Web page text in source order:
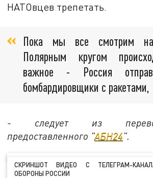
НАТОвцев трепетать.
Пока мы все смотрим
Полярным кругом
важное - Россия
бомбардировщики с ракетами,
- следует из
предоставленного "АБН24".
СКРИНШОТ ВИДЕО С ТЕЛЕГРАМ-
ОБОРОНЫ РОССИИ